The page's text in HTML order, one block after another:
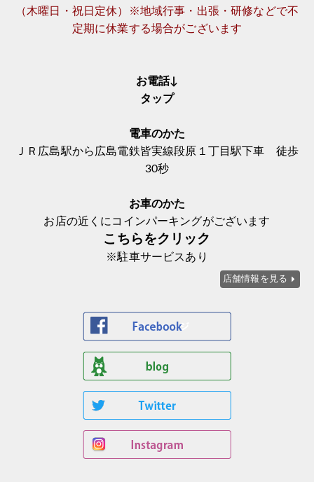
（木曜日・祝日定休）※地域行事・出張・研修などで不
定期に休業する場合がございます
お電話↓
タップ
電車のかた
ＪＲ広島駅から広島電鉄皆実線段原１丁目駅下車 徒歩
30秒
お車のかた
お店の近くにコインパーキングがございます
こちらをクリック
※駐車サービスあり
店舗情報を見る